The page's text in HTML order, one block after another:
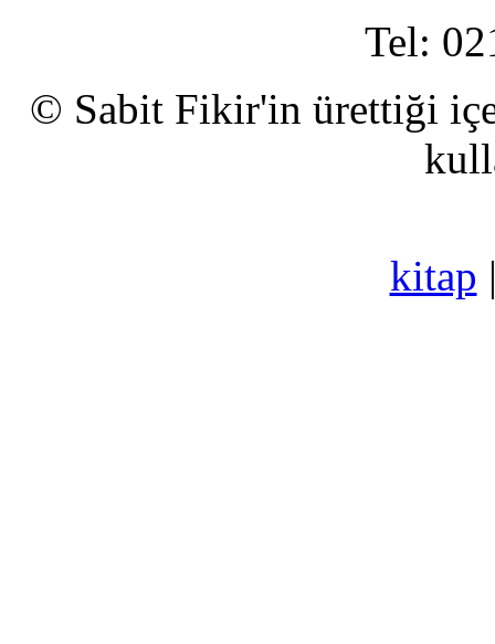
Tel:
© Sabit Fikir'in ürettiği
kitap